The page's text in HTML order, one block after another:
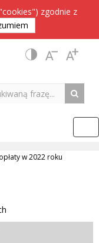
zgodnie z
w 2022 roku